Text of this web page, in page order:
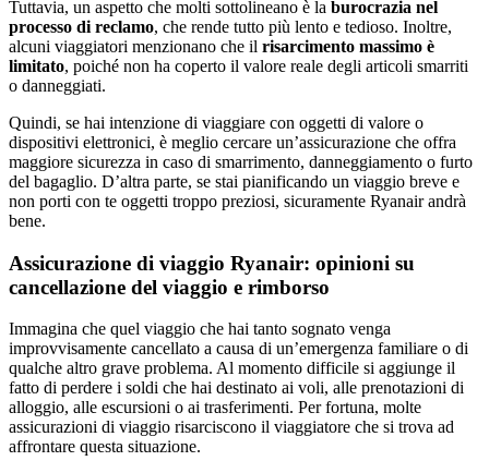
Tuttavia, un aspetto che molti sottolineano è la burocrazia nel
processo di reclamo, che rende tutto più lento e tedioso. Inoltre,
alcuni viaggiatori menzionano che il risarcimento massimo è
limitato, poiché non ha coperto il valore reale degli articoli smarriti
o danneggiati.
Quindi, se hai intenzione di viaggiare con oggetti di valore o
dispositivi elettronici, è meglio cercare un’assicurazione che offra
maggiore sicurezza in caso di smarrimento, danneggiamento o furto
del bagaglio. D’altra parte, se stai pianificando un viaggio breve e
non porti con te oggetti troppo preziosi, sicuramente Ryanair andrà
bene.
Assicurazione di viaggio Ryanair: opinioni su
cancellazione del viaggio e rimborso
Immagina che quel viaggio che hai tanto sognato venga
improvvisamente cancellato a causa di un’emergenza familiare o di
qualche altro grave problema. Al momento difficile si aggiunge il
fatto di perdere i soldi che hai destinato ai voli, alle prenotazioni di
alloggio, alle escursioni o ai trasferimenti. Per fortuna, molte
assicurazioni di viaggio risarciscono il viaggiatore che si trova ad
affrontare questa situazione.